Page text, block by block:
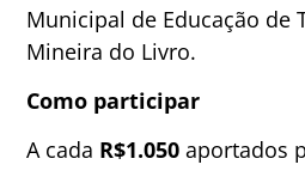
Municipal de Educação de
Mineira do Livro.
Como participar
A cada R$1.050 aportados